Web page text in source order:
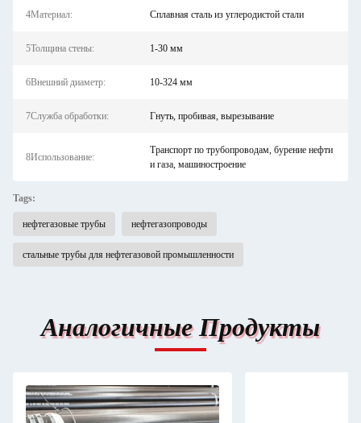
4Материал: Сплавная сталь из углеродистой стали
5Толщина стены: 1-30 мм
6Внешний диаметр: 10-324 мм
7Служба обработки: Гнуть, пробивая, вырезывание
8Использование:
Транспорт по трубопроводам, бурение нефти
и газа, машиностроение
Tags:
нефтегазовые трубы нефтегазопроводы
стальные трубы для нефтегазовой промышленности
Аналогичные Продукты